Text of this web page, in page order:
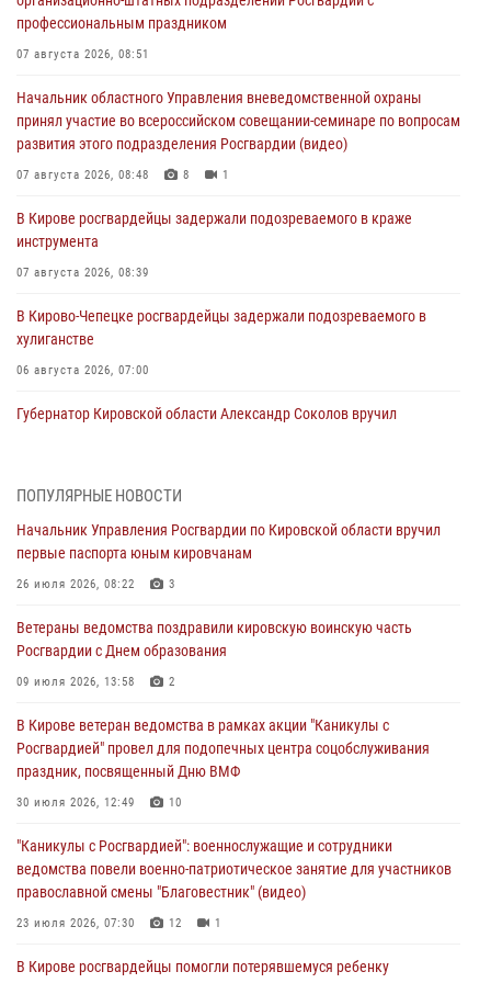
профессиональным праздником
07 августа 2026, 08:51
Начальник областного Управления вневедомственной охраны
принял участие во всероссийском совещании-семинаре по вопросам
развития этого подразделения Росгвардии (видео)
07 августа 2026, 08:48 8 1
В Кирове росгвардейцы задержали подозреваемого в краже
инструмента
07 августа 2026, 08:39
В Кирово-Чепецке росгвардейцы задержали подозреваемого в
хулиганстве
06 августа 2026, 07:00
Губернатор Кировской области Александр Соколов вручил
поддельной купюры
04 августа 2026, 09:30
03 августа 2026, 09:01
В Кирове росгвардейцы и ветераны ведомства приняли участие в
03 августа 2026, 08:45
В Кирове росгвардейцы задержали подозреваемого в краже из
магазина
ПОПУЛЯРНЫЕ НОВОСТИ
Начальник Управления Росгвардии по Кировской области вручил
первые паспорта юным кировчанам
26 июля 2026, 08:22 3
Ветераны ведомства поздравили кировскую воинскую часть
Росгвардии с Днем образования
09 июля 2026, 13:58 2
В Кирове ветеран ведомства в рамках акции "Каникулы с
Росгвардией" провел для подопечных центра соцобслуживания
праздник, посвященный Дню ВМФ
30 июля 2026, 12:49 10
"Каникулы с Росгвардией": военнослужащие и сотрудники
ведомства повели военно-патриотическое занятие для участников
православной смены "Благовестник" (видео)
23 июля 2026, 07:30 12 1
В Кирове росгвардейцы помогли потерявшемуся ребенку